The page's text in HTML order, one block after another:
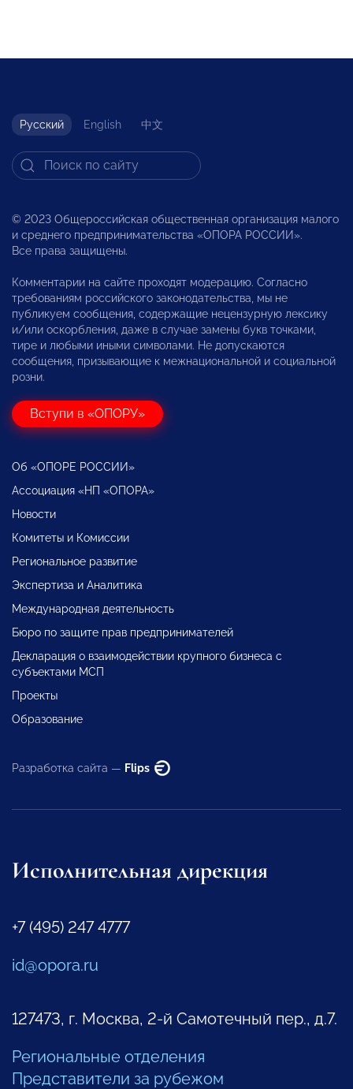
Русский English 中文
© 2023 Общероссийская общественная организация малого
и среднего предпринимательства «ОПОРА РОССИИ».
Все права защищены.
Комментарии на сайте проходят модерацию. Согласно
требованиям российского законодательства, мы не
публикуем сообщения, содержащие нецензурную лексику
и/или оскорбления, даже в случае замены букв точками,
тире и любыми иными символами. Не допускаются
сообщения, призывающие к межнациональной и социальной
розни.
Вступи в «ОПОРУ»
Об «ОПОРЕ РОССИИ»
Ассоциация «НП «ОПОРА»
Новости
Комитеты и Комиссии
Региональное развитие
Экспертиза и Аналитика
Международная деятельность
Бюро по защите прав предпринимателей
Декларация о взаимодействии крупного бизнеса с
субъектами МСП
Проекты
Образование
Разработка сайта — Flips
Исполнительная дирекция
+7 (495) 247 4777
id@opora.ru
127473, г. Москва, 2-й Самотечный пер., д.7.
Региональные отделения
Представители за рубежом